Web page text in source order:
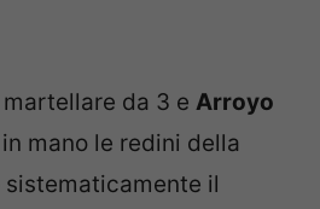
da 3 e Arroyo
mano le redini della
il